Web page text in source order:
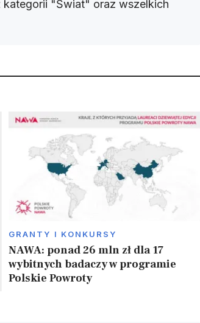
"Świat" oraz wszelkich
GRANTY I KONKURSY
NAWA: ponad 26 mln zł dla 17
wybitnych badaczy w programie
Polskie Powroty